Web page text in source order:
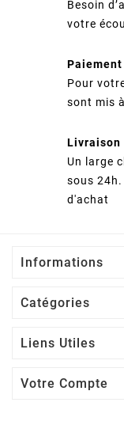
Besoin
votre
Pour
sont mis
Livraison
Un large
sous
d'achat
Informations
Catégories
Liens Utiles
Votre Compte